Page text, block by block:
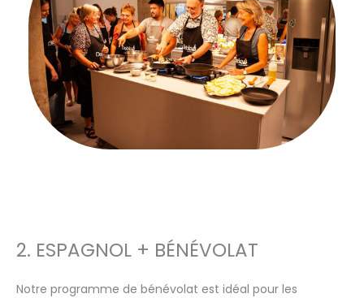
2. ESPAGNOL + BÉNÉVOLAT
Notre programme de bénévolat est idéal pour les